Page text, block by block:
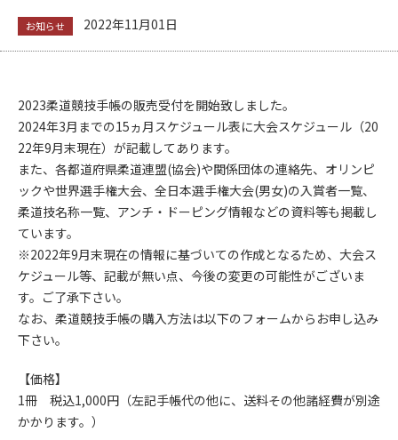
お知らせ 2022年11月01日
2023柔道競技手帳の販売受付を開始致しました。
2024年3月までの15ヵ月スケジュール表に大会スケジュール（20
22年9月末現在）が記載してあります。
また、各都道府県柔道連盟(協会)や関係団体の連絡先、オリンピ
ックや世界選手権大会、全日本選手権大会(男女)の入賞者一覧、
柔道技名称一覧、アンチ・ドーピング情報などの資料等も掲載し
ています。
※2022年9月末現在の情報に基づいての作成となるため、大会ス
ケジュール等、記載が無い点、今後の変更の可能性がございま
す。ご了承下さい。
なお、柔道競技手帳の購入方法は以下のフォームからお申し込み
下さい。
【価格】
1冊 税込1,000円（左記手帳代の他に、送料その他諸経費が別途
かかります。）